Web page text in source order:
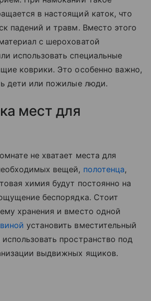
в настоящий каток, что
падений и травм. Вместо этого
с шероховатой
использовать специальные
коврики. Это особенно важно,
дети или пожилые люди.
мест для
не хватает места для
вещей, полотенца,
химия будут постоянно на
беспорядка. Стоит
хранения и вместо одной
установить вместительный
пространство под
выдвижных ящиков.